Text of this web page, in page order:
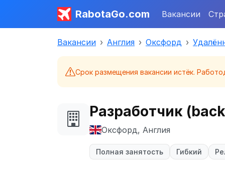
RabotaGo.com Вакансии
Вакансии Англия Оксфорд
Срок размещения вакансии истёк.
Разработчик
Оксфорд, Англия
Полная занятость Гибкий